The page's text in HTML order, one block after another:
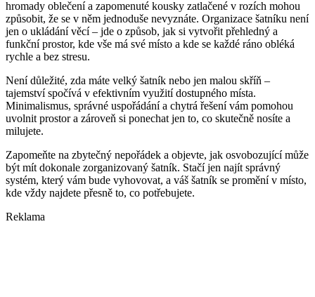
hromady oblečení a zapomenuté kousky zatlačené v rozích mohou
způsobit, že se v něm jednoduše nevyznáte. Organizace šatníku není
jen o ukládání věcí – jde o způsob, jak si vytvořit přehledný a
funkční prostor, kde vše má své místo a kde se každé ráno obléká
rychle a bez stresu.
Není důležité, zda máte velký šatník nebo jen malou skříň –
tajemství spočívá v efektivním využití dostupného místa.
Minimalismus, správné uspořádání a chytrá řešení vám pomohou
uvolnit prostor a zároveň si ponechat jen to, co skutečně nosíte a
milujete.
Zapomeňte na zbytečný nepořádek a objevte, jak osvobozující může
být mít dokonale zorganizovaný šatník. Stačí jen najít správný
systém, který vám bude vyhovovat, a váš šatník se promění v místo,
kde vždy najdete přesně to, co potřebujete.
Reklama